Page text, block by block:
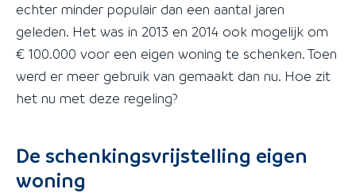
echter minder populair dan een aantal jaren
geleden. Het was in 2013 en 2014 ook mogelijk om
€ 100.000 voor een eigen woning te schenken. Toen
werd er meer gebruik van gemaakt dan nu. Hoe zit
het nu met deze regeling?
De schenkingsvrijstelling eigen
woning